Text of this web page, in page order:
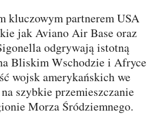
jak Aviano Air Base oraz
odgrywają istotną
Bliskim Wschodzie i Afryce
wojsk amerykańskich we
szybkie przemieszczanie
Morza Śródziemnego.